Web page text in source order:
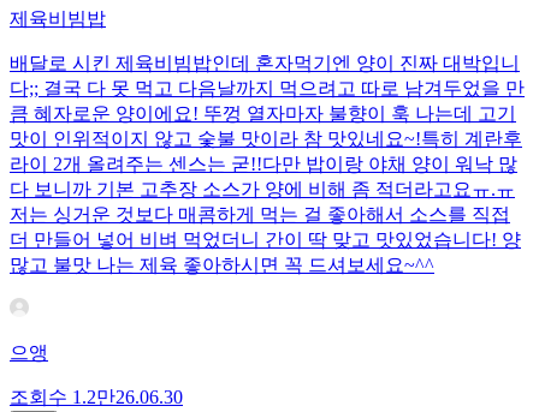
제육비빔밥
배달로 시킨 제육비빔밥인데 혼자먹기엔 양이 진짜 대박입니
다;; 결국 다 못 먹고 다음날까지 먹으려고 따로 남겨두었을 만
큼 혜자로운 양이에요! 뚜껑 열자마자 불향이 훅 나는데 고기
맛이 인위적이지 않고 숯불 맛이라 참 맛있네요~!특히 계란후
라이 2개 올려주는 센스는 굳!! ​다만 밥이랑 야채 양이 워낙 많
다 보니까 기본 고추장 소스가 양에 비해 좀 적더라고요ㅠ.ㅠ
저는 싱거운 것보다 매콤하게 먹는 걸 좋아해서 소스를 직접
더 만들어 넣어 비벼 먹었더니 간이 딱 맞고 맛있었습니다! 양
많고 불맛 나는 제육 좋아하시면 꼭 드셔보세요~^^
으앵
조회수 1.2만26.06.30